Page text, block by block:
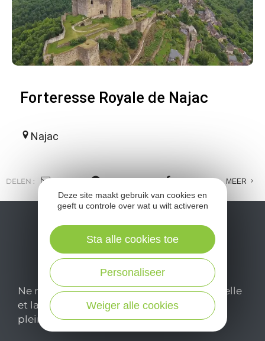
Forteresse Royale de Najac
Najac
DELEN : MEER
Ne manquez pas notre newsletter mensuelle
et laissez-vous inspirer pour profiter
pleinement de votre séjour en Aveyron.
Deze site maakt gebruik van cookies en
geeft u controle over wat u wilt activeren
Weiger alle cookies
Personaliseer
Sta alle cookies toe